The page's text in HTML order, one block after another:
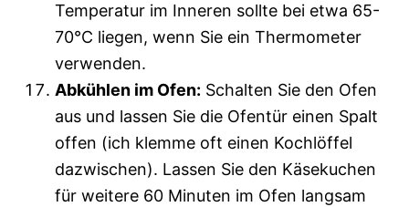
Temperatur im Inneren sollte bei etwa 65-
70°C liegen, wenn Sie ein Thermometer
verwenden.
Abkühlen im Ofen: Schalten Sie den Ofen
aus und lassen Sie die Ofentür einen Spalt
offen (ich klemme oft einen Kochlöffel
dazwischen). Lassen Sie den Käsekuchen
für weitere 60 Minuten im Ofen langsam